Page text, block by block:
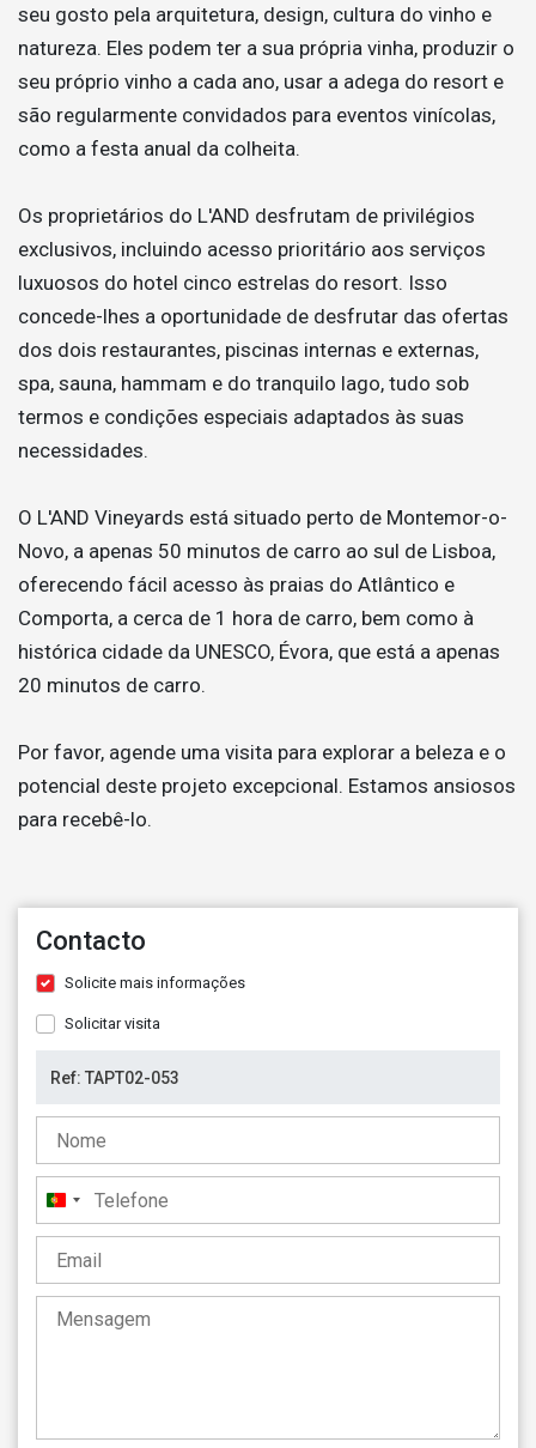
seu gosto pela arquitetura, design, cultura do vinho e
natureza. Eles podem ter a sua própria vinha, produzir o
seu próprio vinho a cada ano, usar a adega do resort e
são regularmente convidados para eventos vinícolas,
como a festa anual da colheita.
Os proprietários do L'AND desfrutam de privilégios
exclusivos, incluindo acesso prioritário aos serviços
luxuosos do hotel cinco estrelas do resort. Isso
concede-lhes a oportunidade de desfrutar das ofertas
dos dois restaurantes, piscinas internas e externas,
spa, sauna, hammam e do tranquilo lago, tudo sob
termos e condições especiais adaptados às suas
necessidades.
O L'AND Vineyards está situado perto de Montemor-o-
Novo, a apenas 50 minutos de carro ao sul de Lisboa,
oferecendo fácil acesso às praias do Atlântico e
Comporta, a cerca de 1 hora de carro, bem como à
histórica cidade da UNESCO, Évora, que está a apenas
20 minutos de carro.
Por favor, agende uma visita para explorar a beleza e o
potencial deste projeto excepcional. Estamos ansiosos
para recebê-lo.
Contacto
Solicite mais informações
Solicitar visita
Portugal
+351